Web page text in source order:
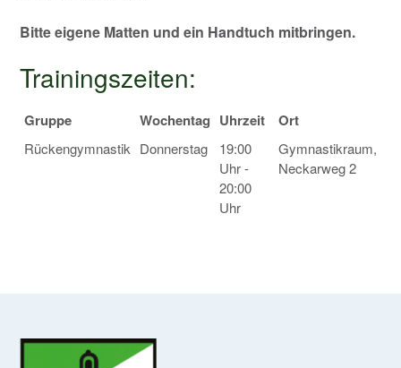
Bitte eigene Matten und ein Handtuch mitbringen.
Trainingszeiten:
Gruppe Wochentag Uhrzeit Ort
Rückengymnastik Donnerstag
19:00
Uhr -
20:00
Uhr
Gymnastikraum,
Neckarweg 2